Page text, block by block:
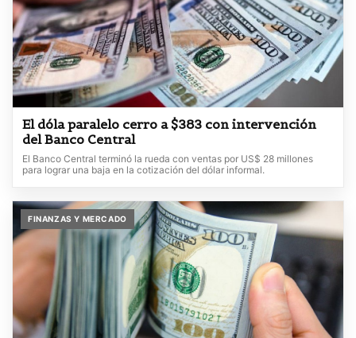
El dóla paralelo cerro a $383 con intervención
del Banco Central
El Banco Central terminó la rueda con ventas por US$ 28 millones
para lograr una baja en la cotización del dólar informal.
FINANZAS Y MERCADO